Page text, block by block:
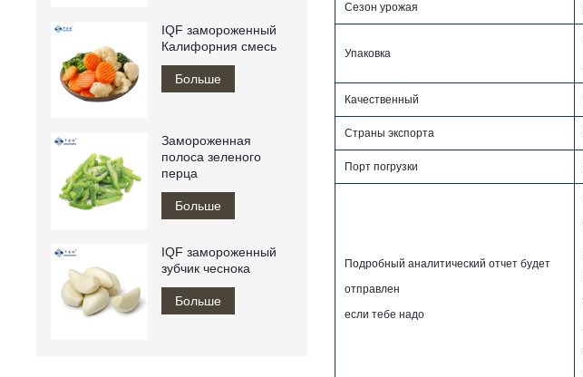
Сезон урожая
Упаковка
Качественный
Страны экспорта
Порт погрузки
Подробный аналитический отчет будет
отправлен
если тебе надо
IQF замороженный
Калифорния смесь
Больше
Замороженная
полоса зеленого
перца
Больше
IQF замороженный
зубчик чеснока
Больше